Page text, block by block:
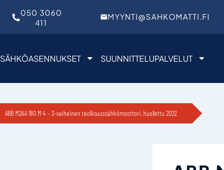
050 3060
411
MYYNTI@SAHKOMATTI.FI
SÄHKÖASENNUKSET SUUNNITTELUPALVELUT
ABB M2AA 180 M 4 – 3-vaiheinen teollisuussähkömoottori, huollettu 2022